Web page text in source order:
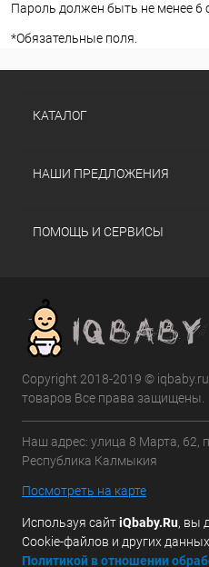
Пароль должен быть не менее 6
*Обязательные поля.
КАТАЛОГ
НАШИ ПРЕДЛОЖЕНИЯ
ПОМОЩЬ И СЕРВИСЫ
Copyright 2018-2019 ©
товаров Все права защищены.
Наш адрес: улица 8 Марта, 62,
Республика Калмыкия
Посмотреть на карте
Используя сайтiQbaby.Ru, вы
Cookie-файлов и других
Политикой в отношении